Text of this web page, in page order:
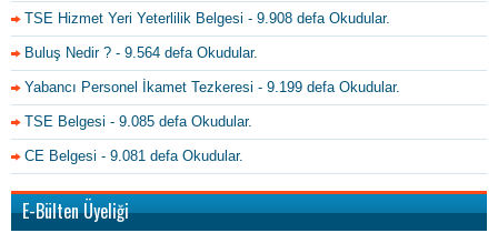
TSE Hizmet Yeri Yeterlilik Belgesi - 9.908 defa Okudular.
Buluş Nedir ? - 9.564 defa Okudular.
Yabancı Personel İkamet Tezkeresi - 9.199 defa Okudular.
TSE Belgesi - 9.085 defa Okudular.
CE Belgesi - 9.081 defa Okudular.
E-Bülten Üyeliği